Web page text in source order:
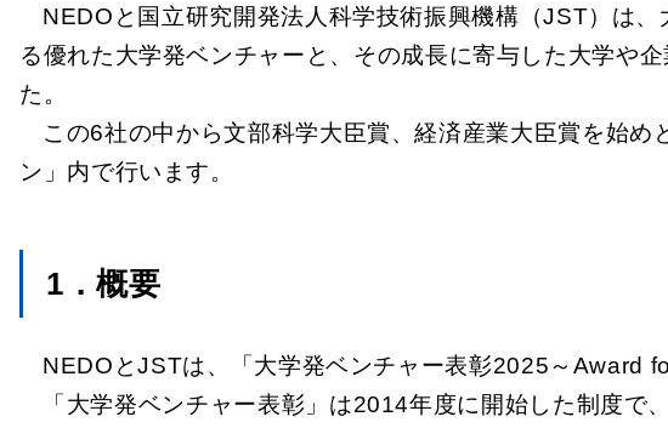
NEDOと国立研究開発法人科学技術振興機構（JST）は
る優れた大学発ベンチャーと、その成長に寄与した大学や
た。
この6社の中から文部科学大臣賞、経済産業大臣賞を始
ン」内で行います。
1．概要
NEDOとJSTは、「大学発ベンチャー表彰2025～Award
「大学発ベンチャー表彰」は2014年度に開始した制度